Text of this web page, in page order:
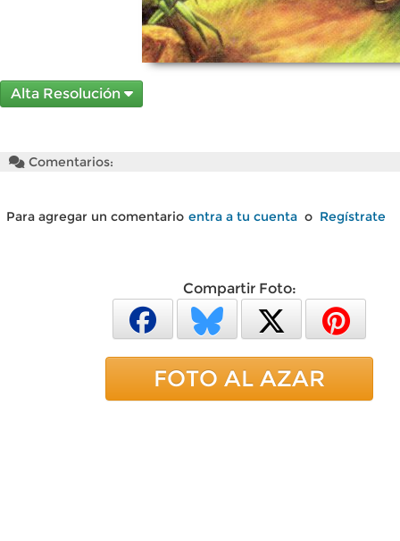
Alta Resolución
Comentarios:
Para agregar un comentario entra a tu cuenta o Regístrate
Compartir Foto:
FOTO AL AZAR